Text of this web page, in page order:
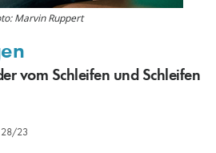
Marvin Ruppert
vom Schleifen und Schleifen
28/23